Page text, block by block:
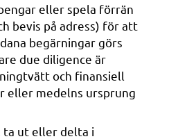
eller spela förrän
bevis på adress) för att
begärningar görs
due diligence är
och finansiell
eller medelns ursprung
ta ut eller delta i